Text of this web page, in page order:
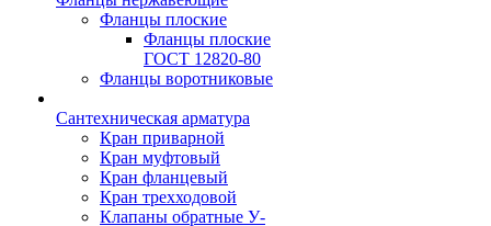
Фланцы плоские
Фланцы плоские
ГОСТ 12820-80
Фланцы воротниковые
Сантехническая арматура
Кран приварной
Кран муфтовый
Кран фланцевый
Кран трехходовой
Клапаны обратные У-